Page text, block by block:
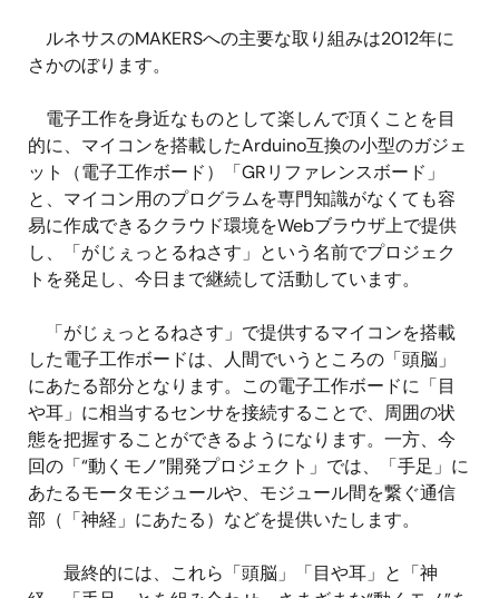
ルネサスのMAKERSへの主要な取り組みは2012年に
さかのぼります。
電子工作を身近なものとして楽しんで頂くことを目
的に、マイコンを搭載したArduino互換の小型のガジェ
ット（電子工作ボード）「GRリファレンスボード」
と、マイコン用のプログラムを専門知識がなくても容
易に作成できるクラウド環境をWebブラウザ上で提供
し、「がじぇっとるねさす」という名前でプロジェク
トを発足し、今日まで継続して活動しています。
「がじぇっとるねさす」で提供するマイコンを搭載
した電子工作ボードは、人間でいうところの「頭脳」
にあたる部分となります。この電子工作ボードに「目
や耳」に相当するセンサを接続することで、周囲の状
態を把握することができるようになります。一方、今
回の「“動くモノ”開発プロジェクト」では、「手足」に
あたるモータモジュールや、モジュール間を繋ぐ通信
部（「神経」にあたる）などを提供いたします。
最終的には、これら「頭脳」「目や耳」と「神